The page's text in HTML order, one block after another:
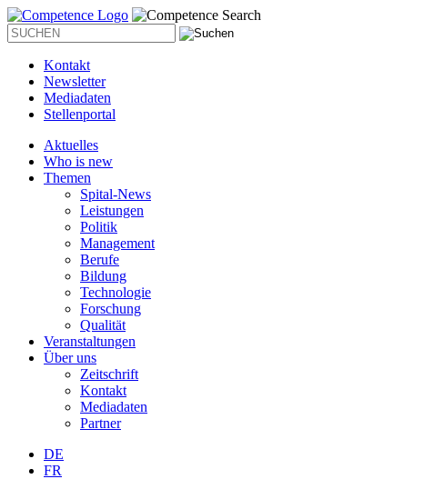
Kontakt
Newsletter
Mediadaten
Stellenportal
Aktuelles
Who is new
Themen
Spital-News
Leistungen
Politik
Management
Berufe
Bildung
Technologie
Forschung
Qualität
Veranstaltungen
Über uns
Zeitschrift
Kontakt
Mediadaten
Partner
DE
FR